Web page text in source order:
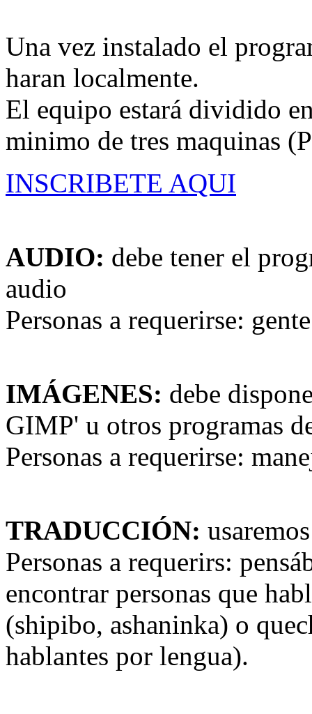
Una vez instalado el
haran localmente.
El equipo estará dividido
minimo de tres maquinas
INSCRIBETE AQUI
AUDIO: debe tener el
audio
Personas a requerirse:
IMÁGENES: debe
GIMP' u otros programas
Personas a requerirse:
TRADUCCIÓN:
Personas a requerirs:
encontrar personas que
(shipibo, ashaninka) o
hablantes por lengua).